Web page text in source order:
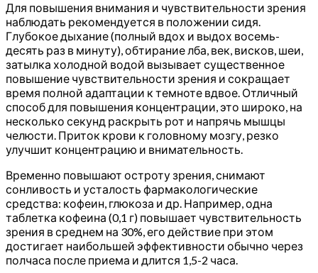
Для повышения внимания и чувствительности зрения
наблюдать рекомендуется в положении сидя.
Глубокое дыхание (полный вдох и выдох восемь-
десять раз в минуту), обтирание лба, век, висков, шеи,
затылка холодной водой вызывает существенное
повышение чувствительности зрения и сокращает
время полной адаптации к темноте вдвое. Отличный
способ для повышения концентрации, это широко, на
несколько секунд раскрыть рот и напрячь мышцы
челюсти. Приток крови к головному мозгу, резко
улучшит концентрацию и внимательность.
Временно повышают остроту зрения, снимают
сонливость и усталость фармакологические
средства: кофеин, глюкоза и др. Например, одна
таблетка кофеина (0,1 г) повышает чувствительность
зрения в среднем на 30%, его действие при этом
достигает наибольшей эффективности обычно через
полчаса после приема и длится 1,5-2 часа.